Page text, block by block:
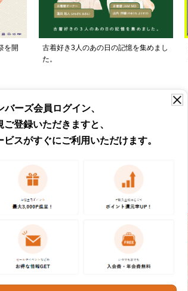
を開
古着好き3人のあの日の記憶を集めまし
た。
ス・特集をもっと見る
バーズ会員ログイン、
ご登録いただきますと、
スがすぐにご利用いただけます。